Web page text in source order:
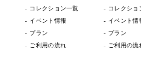
コレクション一覧
イベント情報
プラン
ご利用の流れ
コレクショ
イベント情
プラン
ご利用の流